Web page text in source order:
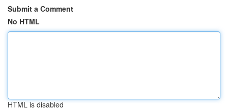
Submit a Comment
No HTML
HTML is disabled